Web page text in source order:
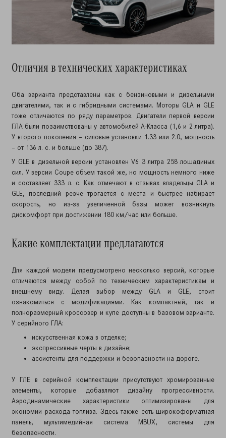
Отличия в технических характеристиках
Оба варианта представлены как с бензиновыми и дизельными
двигателями, так и с гибридными системами. Моторы GLA и GLE
тоже отличаются по ряду параметров. Двигатели первой версии
ГЛА были позаимствованы у автомобилей А-Класса (1,6 и 2 литра).
У второго поколения – силовые установки 1.33 или 2.0, мощность
– от 136 л. с. и больше (до 387).
У GLE в дизельной версии установлен V6 3 литра 258 лошадиных
сил. У версии Coupe объем такой же, но мощность немного ниже
и составляет 333 л. с. Как отмечают в отзывах владельцы GLA и
GLE, последний резче трогается с места и быстрее набирает
скорость, но из-за увеличенной базы может возникнуть
дискомфорт при достижении 180 км/час или больше.
Какие комплектации предлагаются
Для каждой модели предусмотрено несколько версий, которые
отличаются между собой по техническим характеристикам и
внешнему виду. Делая выбор между GLA и GLE, стоит
ознакомиться с модификациями. Как компактный, так и
полноразмерный кроссовер и купе доступны в базовом варианте.
У серийного ГЛА:
искусственная кожа в отделке;
экспрессивные черты в дизайне;
ассистенты для поддержки и безопасности на дороге.
У ГЛЕ в серийной комплектации присутствуют хромированные
элементы, которые добавляют дизайну прогрессивности.
Аэродинамические характеристики оптимизированы для
экономии расхода топлива. Здесь также есть широкоформатная
панель, мультимедийная система MBUX, системы для
безопасности.